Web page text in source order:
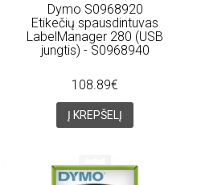
Dymo S0968920
Etikečių spausdintuvas
LabelManager 280 (USB
jungtis) - S0968940
108.89€
Į KREPŠELĮ